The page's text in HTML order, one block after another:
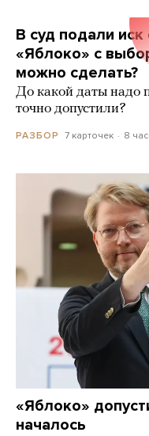
В суд подали
«Яблоко» с
можно сделать?
До какой даты надо
точно допустили?
РАЗБОР 7 карточек 8
«Яблоко»
началось